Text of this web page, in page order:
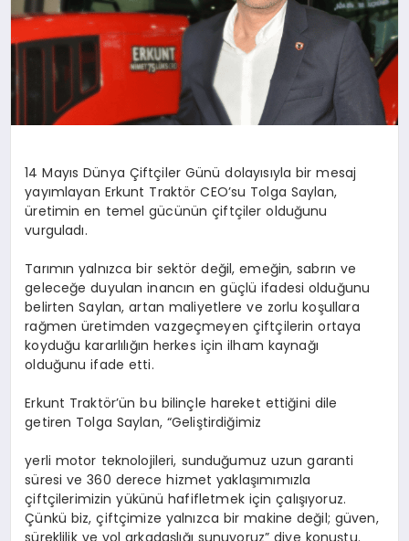
TEKNOLOJI
14 Mayıs Dünya Çiftçiler Günü dolayısıyla bir mesaj
yayımlayan Erkunt Traktör CEO’su Tolga Saylan,
üretimin en temel gücünün çiftçiler olduğunu
vurguladı.
Tarımın yalnızca bir sektör değil, emeğin, sabrın ve
geleceğe duyulan inancın en güçlü ifadesi olduğunu
belirten Saylan, artan maliyetlere ve zorlu koşullara
rağmen üretimden vazgeçmeyen çiftçilerin ortaya
koyduğu kararlılığın herkes için ilham kaynağı
olduğunu ifade etti.
Erkunt Traktör’ün bu bilinçle hareket ettiğini dile
getiren Tolga Saylan, “Geliştirdiğimiz
yerli motor teknolojileri, sunduğumuz uzun garanti
süresi ve 360 derece hizmet yaklaşımımızla
çiftçilerimizin yükünü hafifletmek için çalışıyoruz.
Çünkü biz, çiftçimize yalnızca bir makine değil; güven,